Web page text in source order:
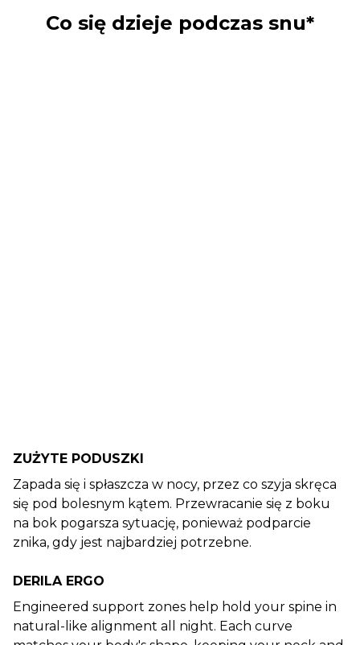
Co się dzieje podczas snu*
ZUŻYTE PODUSZKI
Zapada się i spłaszcza w nocy, przez co szyja skręca
się pod bolesnym kątem. Przewracanie się z boku
na bok pogarsza sytuację, ponieważ podparcie
znika, gdy jest najbardziej potrzebne.
DERILA ERGO
Engineered support zones help hold your spine in
natural-like alignment all night. Each curve